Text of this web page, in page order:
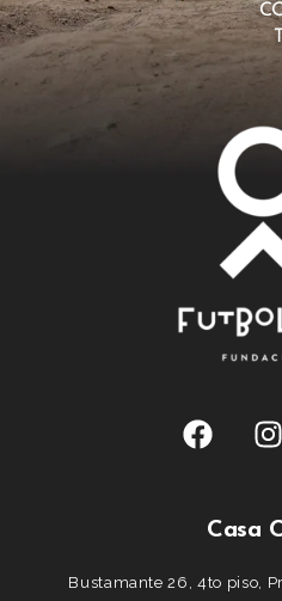
Casa
Bustamante 26, 4to piso,